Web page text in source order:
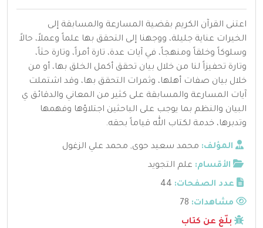
اعتنى القرآن الكريم بقضية المسارعة والمسابقة إلى
الخيرات عناية جليلة، ووجهنا إلى التحقق بها علماً وعملاً، حالاً
وسلوكاً وخلقاً ومنهجاً، في آيات عدة، تارة أمراً، وتارة حثاً،
وتارة تحفيزاً لنا من خلال بيان تحقق أكمل الخلق بها، أو من
خلال بيان صفات أهلها، وثمرات التحقق بها، وقد اشتملت
آيات المسارعة والمسابقة على كثير من المعاني والدقائق ي
البيان والنظم بما يوجب على الباحثين اجتلاؤها وفهمها
وتدبرها، خدمة لكتاب الله قياماً بحقه.
المؤلف: محمد سعيد حوى, محمد علي الزغول
الأقسام: علم التجويد
عدد الصفحات: 44
مشاهدات:
بلّغ عن كتاب